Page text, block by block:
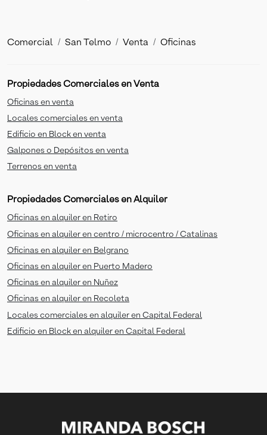
Comercial San Telmo Venta Oficinas
Propiedades Comerciales en Venta
Oficinas en venta
Locales comerciales en venta
Edificio en Block en venta
Galpones o Depósitos en venta
Terrenos en venta
Propiedades Comerciales en Alquiler
Oficinas en alquiler en Retiro
Oficinas en alquiler en centro / microcentro / Catalinas
Oficinas en alquiler en Belgrano
Oficinas en alquiler en Puerto Madero
Oficinas en alquiler en Nuñez
Oficinas en alquiler en Recoleta
Locales comerciales en alquiler en Capital Federal
Edificio en Block en alquiler en Capital Federal